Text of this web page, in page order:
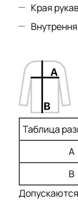
Края
Таблица
A
B
Допускаются